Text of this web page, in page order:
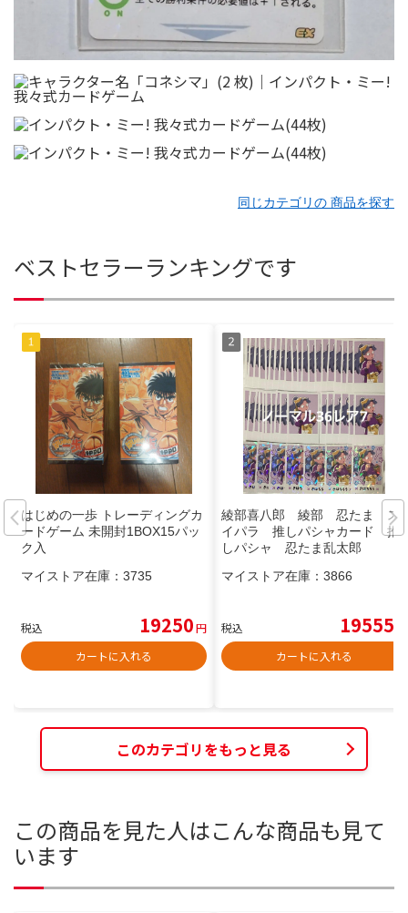
同じカテゴリの 商品を探す
ベストセラーランキングです
はじめの一歩 トレーディングカ
ードゲーム 未開封1BOX15パッ
ク入
マイストア在庫： 3735
税込 19250円
カートに入れる
綾部喜八郎 綾部 忍たま ス
イパラ 推しパシャカード 推
しパシャ 忍たま乱太郎
マイストア在庫： 3866
税込 19555
カートに入れる
このカテゴリをもっと見る
この商品を見た人はこんな商品も見て
います